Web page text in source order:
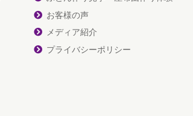
お客様の声
メディア紹介
プライバシーポリシー